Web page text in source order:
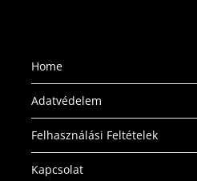
Home
Adatvédelem
Felhasználási Feltételek
Kapcsolat